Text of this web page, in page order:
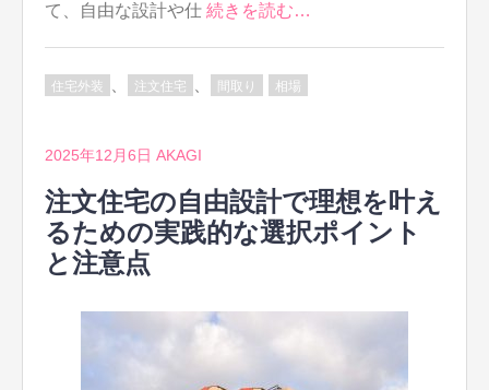
て、自由な設計や仕 続きを読む…
住宅外装 、 注文住宅 、 間取り 相場
2025年12月6日 AKAGI
注文住宅の自由設計で理想を叶え
るための実践的な選択ポイント
と注意点